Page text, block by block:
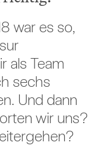
war es so,
als Team
sechs
Und dann
wir uns?